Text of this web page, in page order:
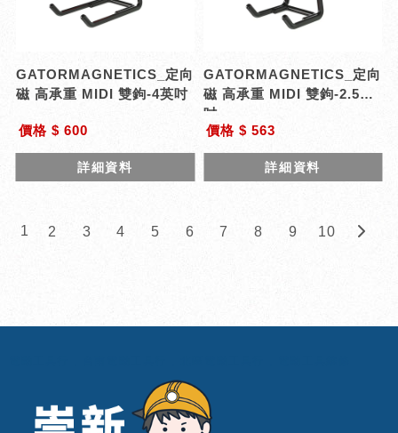
GATORMAGNETICS_定向
磁 高承重 MIDI 雙鉤-4英吋
價格 $ 600
詳細資料
GATORMAGNETICS_定向
磁 高承重 MIDI 雙鉤-2.5英
吋
價格 $ 563
詳細資料
1 2 3 4 5 6 7 8 9 10